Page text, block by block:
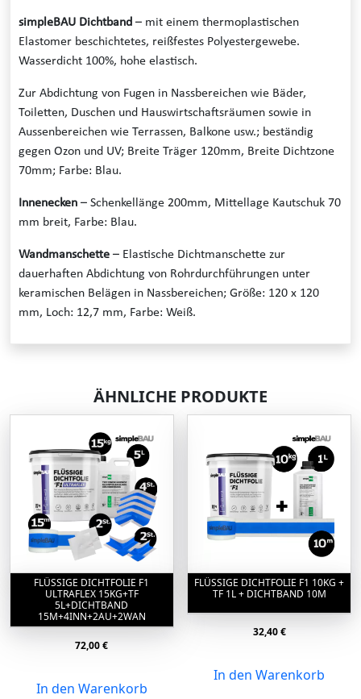
simpleBAU Dichtband – mit einem thermoplastischen
Elastomer beschichtetes, reißfestes Polyestergewebe.
Wasserdicht 100%, hohe elastisch.
Zur Abdichtung von Fugen in Nassbereichen wie Bäder,
Toiletten, Duschen und Hauswirtschaftsräumen sowie in
Aussenbereichen wie Terrassen, Balkone usw.; beständig
gegen Ozon und UV; Breite Träger 120mm, Breite Dichtzone
70mm; Farbe: Blau.
Innenecken – Schenkellänge 200mm, Mittellage Kautschuk 70
mm breit, Farbe: Blau.
Wandmanschette – Elastische Dichtmanschette zur
dauerhaften Abdichtung von Rohrdurchführungen unter
keramischen Belägen in Nassbereichen; Größe: 120 x 120
mm, Loch: 12,7 mm, Farbe: Weiß.
ÄHNLICHE PRODUKTE
FLÜSSIGE DICHTFOLIE F1
ULTRAFLEX 15KG+TF
5L+DICHTBAND
15M+4INN+2AU+2WAN
72,00€
In den Warenkorb
FLÜSSIGE DICHTFOLIE F1 10KG +
TF 1L + DICHTBAND 10M
32,40€
In den Warenkorb